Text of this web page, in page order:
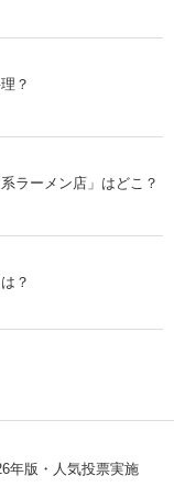
？
ラーメン店」はどこ？
？
年版・人気投票実施